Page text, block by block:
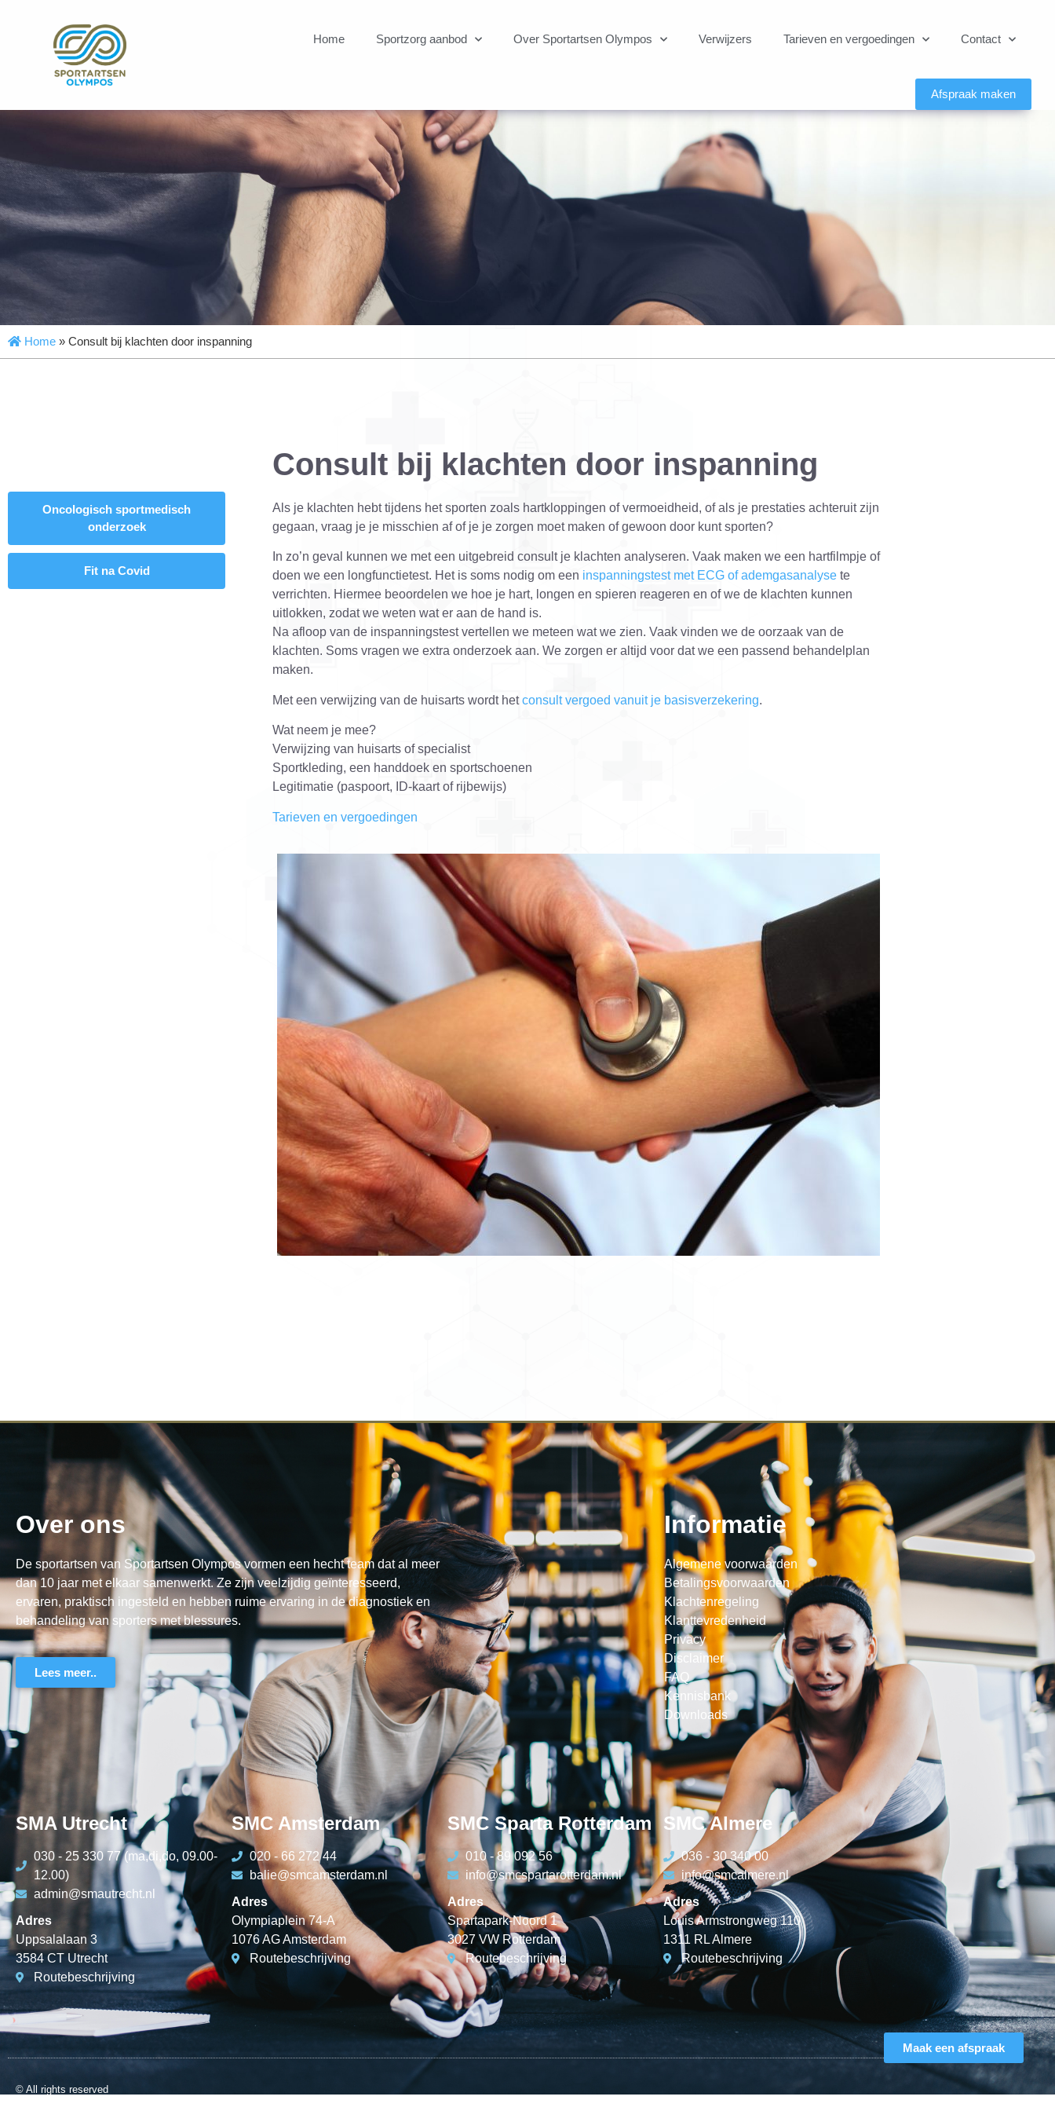
Home Sportzorg aanbod Over Sportartsen Olympos Verwijzers Tarieven en vergoedingen Contact
Afspraak maken
Home » Consult bij klachten door inspanning
Oncologisch sportmedisch
onderzoek
Fit na Covid
Consult bij klachten door inspanning
Als je klachten hebt tijdens het sporten zoals hartkloppingen of vermoeidheid, of als je prestaties achteruit zijn
gegaan, vraag je je misschien af of je je zorgen moet maken of gewoon door kunt sporten?
In zo’n geval kunnen we met een uitgebreid consult je klachten analyseren. Vaak maken we een hartfilmpje of
doen we een longfunctietest. Het is soms nodig om een inspanningstest met ECG of ademgasanalyse te
verrichten. Hiermee beoordelen we hoe je hart, longen en spieren reageren en of we de klachten kunnen
uitlokken, zodat we weten wat er aan de hand is.
Na afloop van de inspanningstest vertellen we meteen wat we zien. Vaak vinden we de oorzaak van de
klachten. Soms vragen we extra onderzoek aan. We zorgen er altijd voor dat we een passend behandelplan
maken.
Met een verwijzing van de huisarts wordt hetconsult vergoed vanuit je basisverzekering.
Wat neem je mee?
Verwijzing van huisarts of specialist
Sportkleding, een handdoek en sportschoenen
Legitimatie (paspoort, ID-kaart of rijbewijs)
Tarieven en vergoedingen
Over ons
De sportartsen van Sportartsen Olympos vormen een hecht team dat al meer
dan 10 jaar met elkaar samenwerkt. Ze zijn veelzijdig geïnteresseerd,
ervaren, praktisch ingesteld en hebben ruime ervaring in de diagnostiek en
behandeling van sporters met blessures.
Lees meer..
Informatie
Algemene voorwaarden
Betalingsvoorwaarden
Klachtenregeling
Klanttevredenheid
Privacy
Disclaimer
FAQ
Kennisbank
Downloads
SMA Utrecht
030 - 25 330 77 (ma,di,do, 09.00-
12.00)
admin@smautrecht.nl
Adres
Uppsalalaan 3
3584 CT Utrecht
Routebeschrijving
SMC Amsterdam
020 - 66 272 44
balie@smcamsterdam.nl
Adres
Olympiaplein 74-A
1076 AG Amsterdam
Routebeschrijving
SMC Sparta Rotterdam
010 - 89 092 56
info@smcspartarotterdam.nl
Adres
Spartapark-Noord 1
3027 VW Rotterdam
Routebeschrijving
SMC Almere
036 - 30 340 00
info@smcalmere.nl
Adres
Louis Armstrongweg 110
1311 RL Almere
Routebeschrijving
© All rights reserved
Maak een afspraak